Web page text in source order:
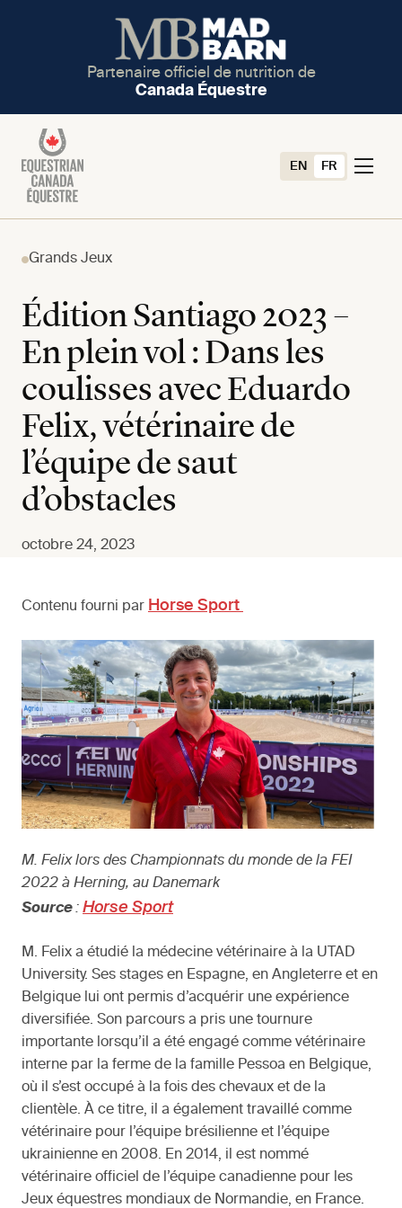
Partenaire officiel de nutrition de
Canada Équestre
EN FR
Grands Jeux
Édition Santiago 2023 –
En plein vol : Dans les
coulisses avec Eduardo
Felix, vétérinaire de
l’équipe de saut
d’obstacles
octobre 24, 2023
Contenu fourni par Horse Sport
M. Felix lors des Championnats du monde de la FEI
2022 à Herning, au Danemark
Source: Horse Sport
M. Felix a étudié la médecine vétérinaire à la UTAD
University. Ses stages en Espagne, en Angleterre et en
Belgique lui ont permis d’acquérir une expérience
diversifiée. Son parcours a pris une tournure
importante lorsqu’il a été engagé comme vétérinaire
interne par la ferme de la famille Pessoa en Belgique,
où il s’est occupé à la fois des chevaux et de la
clientèle. À ce titre, il a également travaillé comme
vétérinaire pour l’équipe brésilienne et l’équipe
ukrainienne en 2008. En 2014, il est nommé
vétérinaire officiel de l’équipe canadienne pour les
Jeux équestres mondiaux de Normandie, en France.